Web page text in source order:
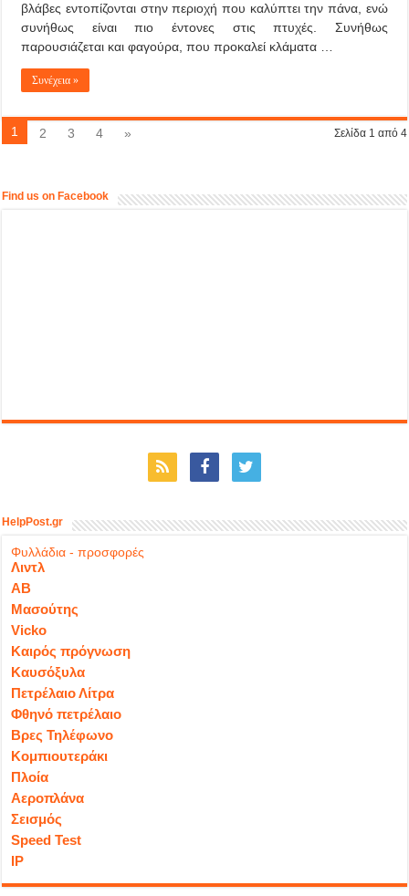
βλάβες εντοπίζονται στην περιοχή που καλύπτει την πάνα, ενώ
συνήθως είναι πιο έντονες στις πτυχές. Συνήθως
παρουσιάζεται και φαγούρα, που προκαλεί κλάματα …
Συνέχεια »
Σελίδα 1 από 4
1 2 3 4 »
Find us on Facebook
HelpPost.gr
Φυλλάδια - προσφορές
Λιντλ
ΑΒ
Μασούτης
Vicko
Καιρός πρόγνωση
Καυσόξυλα
Πετρέλαιο Λίτρα
Φθηνό πετρέλαιο
Βρες Τηλέφωνο
Κομπιουτεράκι
Πλοία
Αεροπλάνα
Σεισμός
Speed Test
IP